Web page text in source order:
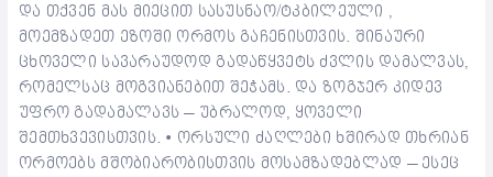
და თქვენ მას მიეცით სასუსნაო/ტკბილეული ,
მოემზადეთ ეზოში ორმოს გაჩენისთვის. შინაური
ცხოველი სავარაუდოდ გადაწყვეტს ძვლის დამალვას,
რომელსაც მოგვიანებით შეჭამს. და ზოგჯერ კიდევ
უფრო გადამალავს – უბრალოდ, ყოველი
შემთხვევისთვის. • ორსული ძაღლები ხშირად თხრიან
ორმოებს მშობიარობისთვის მოსამზადებლად – ესეც